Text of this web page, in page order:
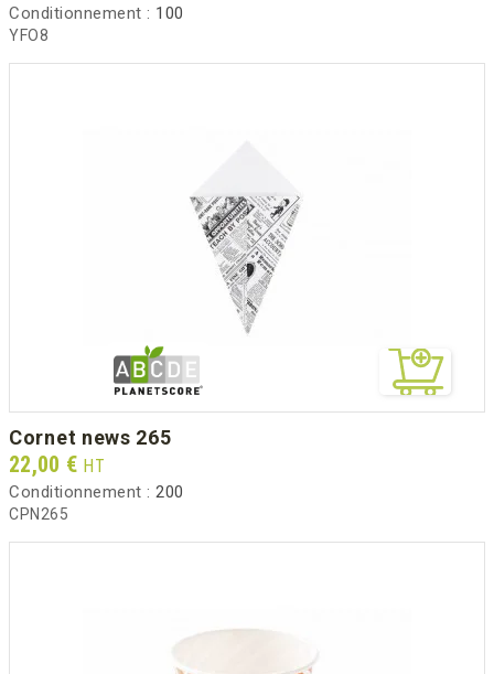
Conditionnement : 100
YFO8
cornet news 265
Prix
22,00 € HT
Conditionnement : 200
CPN265